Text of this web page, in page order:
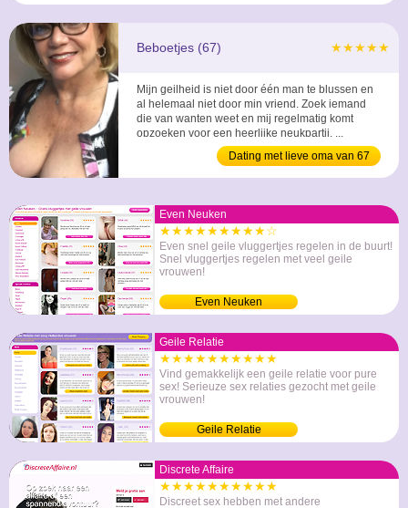
★★★★★
Beboetjes (67)
Mijn geilheid is niet door één man te blussen en
al helemaal niet door min vriend. Zoek iemand
die van wanten weet en mij regelmatig komt
opzoeken voor een heerlijke neukpartij. ...
Dating met lieve oma van 67
Even Neuken
★★★★★★★★★☆
Even snel geile vluggertjes regelen in de buurt!
Snel vluggertjes regelen met veel geile
vrouwen!
Even Neuken
Geile Relatie
★★★★★★★★★★
Vind gemakkelijk een geile relatie voor pure
sex! Serieuze sex relaties gezocht met geile
vrouwen!
Geile Relatie
Discrete Affaire
★★★★★★★★★★
Discreet sex hebben met andere